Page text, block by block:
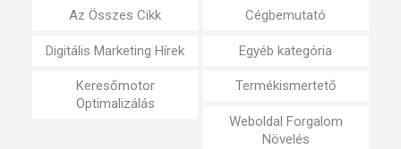
Az Összes Cikk Cégbemutató
Digitális Marketing Hírek Egyéb kategória
Keresőmotor
Optimalizálás
Termékismertető
Weboldal Forgalom
Növelés